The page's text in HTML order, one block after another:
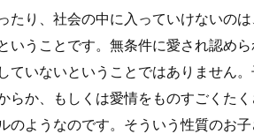
たり、社会の中に入っていけないの
いうことです。無条件に愛され認め
ていないということではありません。
らか、もしくは愛情をものすごくた
のようなのです。そういう性質のお子